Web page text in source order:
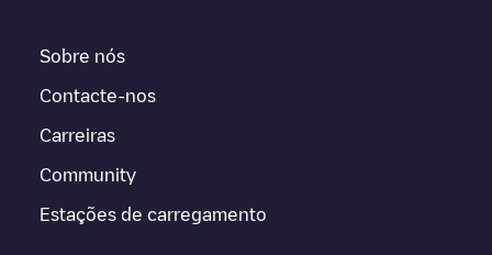
Sobre nós
Contacte-nos
Carreiras
Community
Estações de carregamento